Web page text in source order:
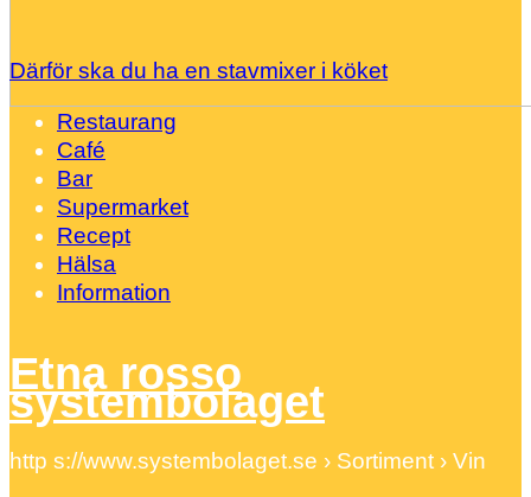
Därför ska du ha en stavmixer i köket
Restaurang
Café
Bar
Supermarket
Recept
Hälsa
Information
Etna rosso
systembolaget
http s://www.systembolaget.se › Sortiment › Vin